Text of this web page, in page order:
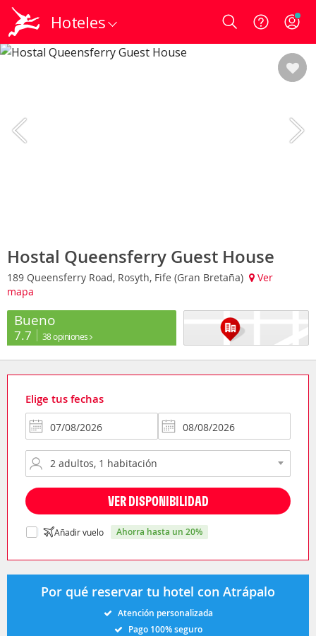
Hoteles Login
Hostal Queensferry Guest House
189 Queensferry Road, Rosyth, Fife (Gran Bretaña)
Ver
mapa
Bueno
7.7 38 opiniones
Elige tus fechas
VER DISPONIBILIDAD
Añadir vuelo ahorra hasta un 20%
Por qué reservar tu hotel con Atrápalo
Atención personalizada
Pago 100% seguro